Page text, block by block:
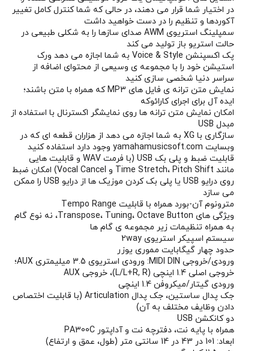
در اختیار شما قرار می دهند، در حالی که شما کنترل کامل تغییر
آکوردها و تنظیم را در دست خواهید داشت
سمپلینگ استریوی AWM صدای سازها را به شکلی طبیعی در
حالت استریو باز تولید می کند
پک اکسپنشن Voice & Style به شما اجازه می دهد ورک
استیشن خود را با مجموعه ی وسیعی از محتوای اضافه از
سراسر دنیا شخصی سازی کنید
نمایش متن ترانه ی فایل های MP3 که همراه با متن باشند؛
ایده آل برای اجرای کارائوکه
امکان نمایش متن ترانه ها روی نمایشگر اکسترنال با استفاده از
مبدل USB
سازگاری با XG به شما اجازه می دهد از هزاران قطعه ای که در
وبسایت yamahamusicsoft.com وجود دارد استفاده کنید
قابلیت ضبط و پلی بک USB (با فرمت WAV و قابلیت هایی
مانند Time Stretch، Pitch Shift و Vocal Cancel) امکان ضبط
روی درایو USB یا پلی بک کردن موزیک ها از درایو USB را ممکن
می سازد
مترونوم آن-بورد همراه با قابلیت Tempo Range
ویژگی های Transpose، Tuning، Octave Button، نه نوع گام
به همراه تنظیمات زیر مجموعه ی گام ها
سیستم اسپیکر استریوی 2way
حدود چهار گیگابایت مموری یوزر
ورودی/خروجی MIDI DIN: ورودی استریوی 3.5 میلیمتری AUX؛
خروجی اصلی 1.4 اینچی (L/L+R, R)، خروجی AUX
ورودی گیتار/میکروفن 1.4 اینچی
جک پدال ساستین، جک پدال Articulation (با قابلیت اختصاص
دادن وظایف مختلف به آن)
دو کانکشن USB
همراه با پایه نت، دفترچه نت و آداپتور PA300C
ابعاد: 101 در 43 در 14 سانتی متر (طول، عمق و ارتفاع)